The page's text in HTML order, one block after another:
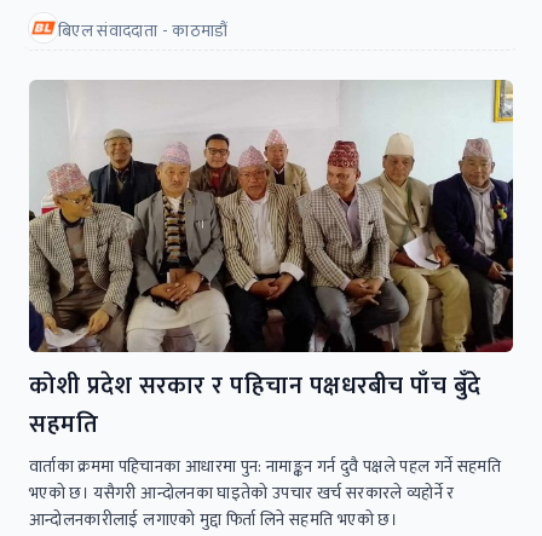
बिएल संवाददाता - काठमाडौं
कोशी प्रदेश सरकार र पहिचान पक्षधरबीच पाँच बुँदे
सहमति
वार्ताका क्रममा पहिचानका आधारमा पुन: नामाङ्कन गर्न दुवै पक्षले पहल गर्ने सहमति
भएकाे छ। यसैगरी आन्दोलनका घाइतेको उपचार खर्च सरकारले व्यहोर्ने र
आन्दोलनकारीलाई लगाएको मुद्दा फिर्ता लिने सहमति भएकाे छ।